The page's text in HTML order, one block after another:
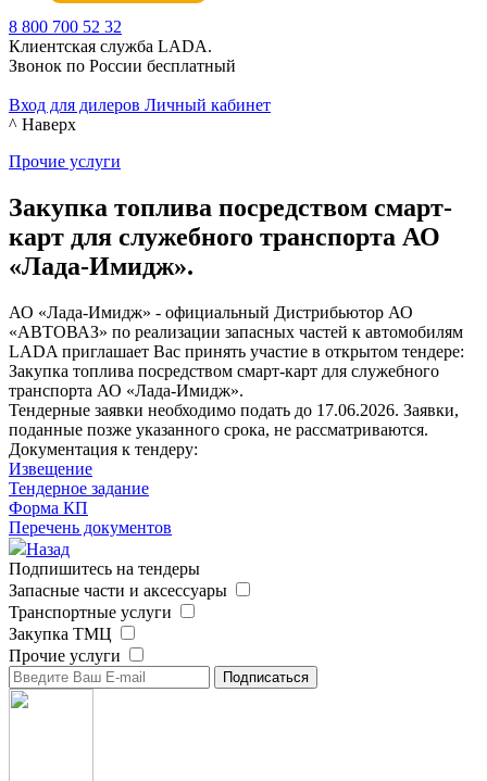
8 800 700 52 32
Клиентская служба LADA.
Звонок по России бесплатный
Вход для дилеров Личный кабинет
^ Наверх
Прочие услуги
Закупка топлива посредством смарт-
карт для служебного транспорта АО
«Лада-Имидж».
АО «Лада-Имидж» - официальный Дистрибьютор АО
«АВТОВАЗ» по реализации запасных частей к автомобилям
LADA приглашает Вас принять участие в открытом тендере:
Закупка топлива посредством смарт-карт для служебного
транспорта АО «Лада-Имидж».
Тендерные заявки необходимо подать до 17.06.2026. Заявки,
поданные позже указанного срока, не рассматриваются.
Документация к тендеру:
Извещение
Тендерное задание
Форма КП
Перечень документов
Назад
Подпишитесь на тендеры
Запасные части и аксессуары
Транспортные услуги
Закупка ТМЦ
Прочие услуги
Подписаться